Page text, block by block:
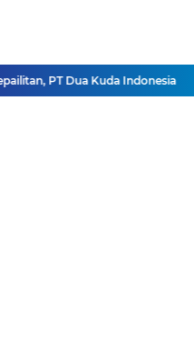
PT Dua Kuda Indonesia